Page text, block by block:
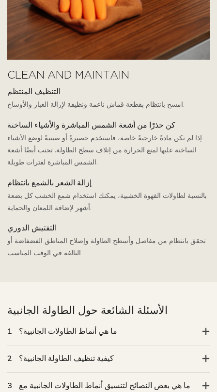
CLEAN AND MAINTAIN
التنظيف المنتظم
امسح بانتظام بقطعة قماش ناعمة ونظيفة لإزالة الغبار والأوساخ.
كن حذرًا من أشعة الشمس المباشرة والأشياء الساخنة
إذا لم تكن مادةً خارجيةً خاصة، فاستخدم حصيرةً أو صينيةً لوضع الأشياء
الساخنة عليها لمنع الحرارة من إتلاف سطح الطاولة. تجنب أيضًا أشعة
الشمس المباشرة لفترات طويلة.
إزالة الشعر بالشمع بانتظام
بالنسبة لطاولات القهوة الخشبية، يمكنك استخدام شمع الخشب كل بضعة
أشهر لإضافة اللمعان والحماية.
التفتيش الدوري
تحقق بانتظام من مفاصل وأسطح الطاولة وإصلاح المناطق الفضفاضة أو
التالفة في الوقت المناسب
الأسئلة الشائعة حول الطاولة الجانبية
1 ما هي أنماط الطاولات الجانبية؟
2 كيفية تنظيف الطاولة الجانبية؟
3
ما هي بعض النصائح لتنسيق أنماط الطاولات الجانبية مع